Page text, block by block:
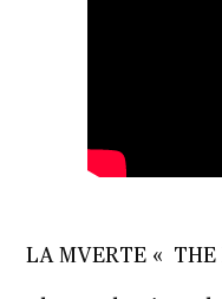
LA MVERTE «